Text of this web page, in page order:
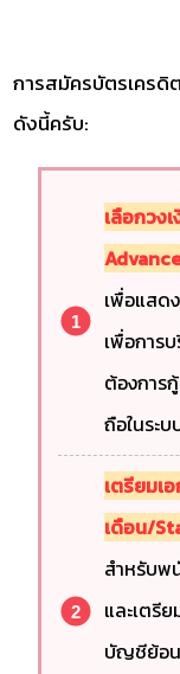
การสมัครบัตรเครดิ
ดังนี้ครับ:
เลือกวง
เพื่อแสด
เพื่อการ
ต้องการ
ถือในระ
เตรียมเ
เดือน/
สำหรับพ
และเตรี
บัญชีย้อน